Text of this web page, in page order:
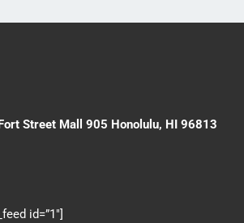
Street Mall 905 Honolulu, HI 96813
id=”1″]